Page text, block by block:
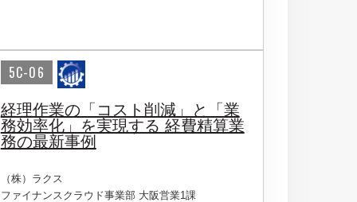
5C-06
経理作業の「コスト削減」と「業
務効率化」を実現する 経費精算業
務の最新事例
（株）ラクス
ファイナンスクラウド事業部 大阪営業1課